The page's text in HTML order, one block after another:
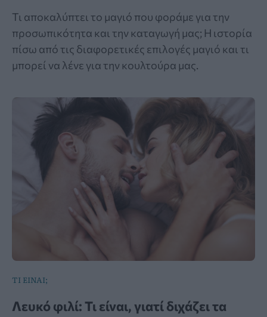
Τι αποκαλύπτει το μαγιό που φοράμε για την
προσωπικότητα και την καταγωγή μας; Η ιστορία
πίσω από τις διαφορετικές επιλογές μαγιό και τι
μπορεί να λένε για την κουλτούρα μας.
ΤΙ ΕΙΝΑΙ;
Λευκό φιλί: Τι είναι, γιατί διχάζει τα